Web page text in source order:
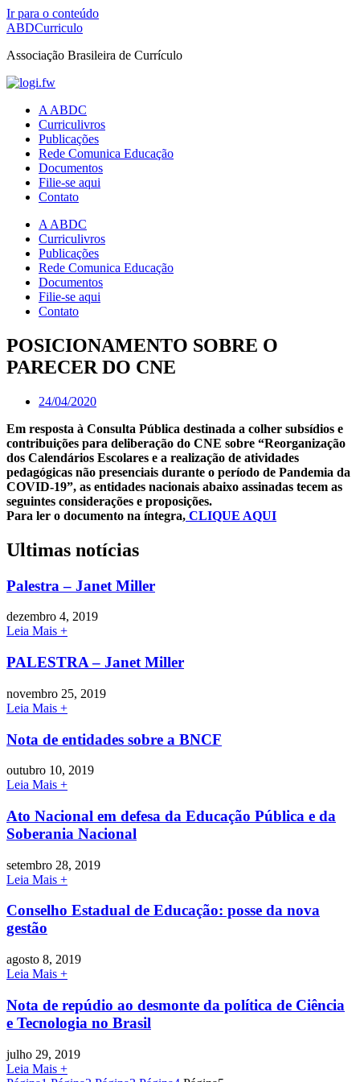
Ir para o conteúdo
ABDCurriculo
Associação Brasileira de Currículo
A ABDC
Curriculivros
Publicações
Rede Comunica Educação
Documentos
Filie-se aqui
Contato
A ABDC
Curriculivros
Publicações
Rede Comunica Educação
Documentos
Filie-se aqui
Contato
POSICIONAMENTO SOBRE O
PARECER DO CNE
24/04/2020
Em resposta à Consulta Pública destinada a colher subsídios e
contribuições para deliberação do CNE sobre “Reorganização
dos Calendários Escolares e a realização de atividades
pedagógicas não presenciais durante o período de Pandemia da
COVID-19”, as entidades nacionais abaixo assinadas tecem as
seguintes considerações e proposições.
Para ler o documento na íntegra, CLIQUE AQUI
Ultimas notícias
Palestra – Janet Miller
dezembro 4, 2019
Leia Mais +
PALESTRA – Janet Miller
novembro 25, 2019
Leia Mais +
Nota de entidades sobre a BNCF
outubro 10, 2019
Leia Mais +
Ato Nacional em defesa da Educação Pública e da
Soberania Nacional
setembro 28, 2019
Leia Mais +
Conselho Estadual de Educação: posse da nova
gestão
agosto 8, 2019
Leia Mais +
Nota de repúdio ao desmonte da política de Ciência
e Tecnologia no Brasil
julho 29, 2019
Leia Mais +